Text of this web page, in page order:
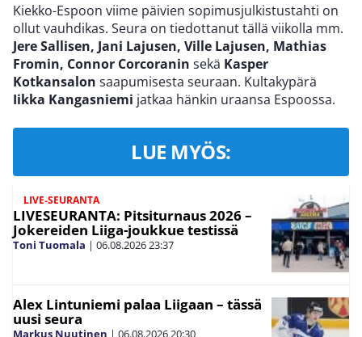
Kiekko-Espoon viime päivien sopimusjulkistustahti on
ollut vauhdikas. Seura on tiedottanut tällä viikolla mm.
Jere Sallisen, Jani Lajusen, Ville Lajusen, Mathias
Fromin, Connor Corcoranin sekä Kasper
Kotkansalon saapumisesta seuraan. Kultakypärä
Iikka Kangasniemi jatkaa hänkin uraansa Espoossa.
LUE MYÖS:
LIVE-SEURANTA
LIVESEURANTA: Pitsiturnaus 2026 –
Jokereiden Liiga-joukkue testissä
Toni Tuomala | 06.08.202623:37
Alex Lintuniemi palaa Liigaan – tässä
uusi seura
Markus Nuutinen | 06.08.202620:30